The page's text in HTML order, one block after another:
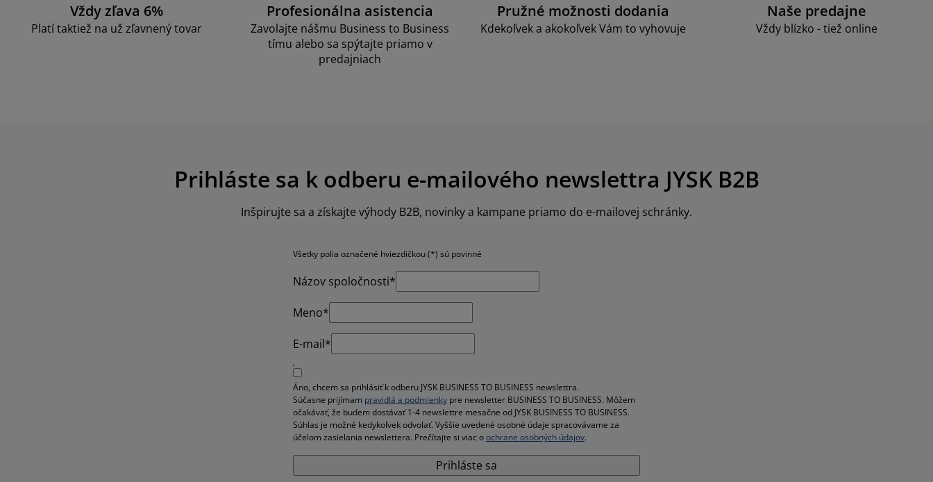
Vždy zľava 6%
Platí taktiež na už zľavnený tovar
Profesionálna asistencia
Zavolajte nášmu Business to Business
tímu alebo sa spýtajte priamo v
predajniach
Pružné možnosti dodania
Kdekoľvek a akokoľvek Vám to vyhovuje
Naše predajne
Vždy blízko - tiež online
Prihláste sa k odberu e-mailového newslettra JYSK B2B
Inšpirujte sa a získajte výhody B2B, novinky a kampane priamo do e-mailovej schránky.
Všetky polia označené hviezdičkou (*) sú povinné
Názov spoločnosti*
Meno*
E-mail*
Áno, chcem sa prihlásiť k odberu JYSK BUSINESS TO BUSINESS newslettra.
Súčasne prijímam pravidlá a podmienky pre newsletter BUSINESS TO BUSINESS. Môžem
očakávať, že budem dostávať 1-4 newslettre mesačne od JYSK BUSINESS TO BUSINESS.
Súhlas je možné kedykoľvek odvolať. Vyššie uvedené osobné údaje spracovávame za
účelom zasielania newslettera. Prečítajte si viac oochrane osobných údajov.
Prihláste sa